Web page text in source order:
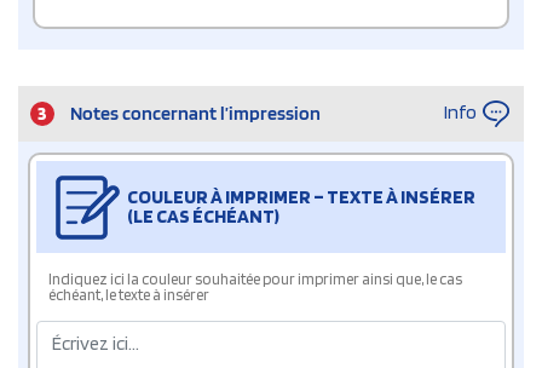
3 Notes concernant l’impression Info
COULEUR À IMPRIMER – TEXTE À INSÉRER
(LE CAS ÉCHÉANT)
Indiquez ici la couleur souhaitée pour imprimer ainsi que, le cas
échéant, le texte à insérer